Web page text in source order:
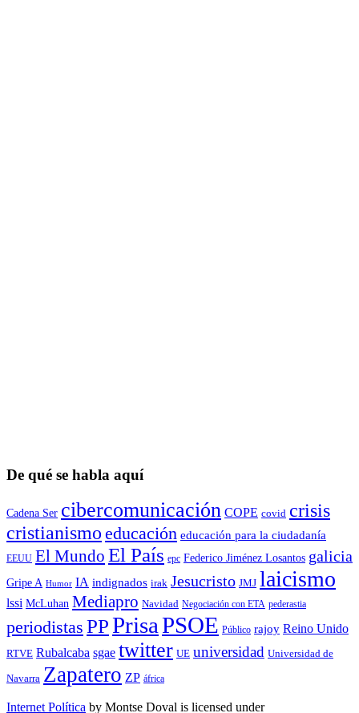
De qué se habla aquí
Cadena Ser cibercomunicación COPE covid crisis
cristianismo educación educación para la ciudadaní­a
EEUU El Mundo El País epc Federico Jiménez Losantos galicia
Gripe A Humor IA indignados irak Jesucristo JMJ laicismo
lssi McLuhan Mediapro Navidad Negociación con ETA pederastia
periodistas PPPrisaPSOE Público rajoy Reino Unido
RTVE Rubalcaba sgae twitter UE universidad Universidad de
Navarra Zapatero ZP áfrica
Internet Política by Montse Doval is licensed under